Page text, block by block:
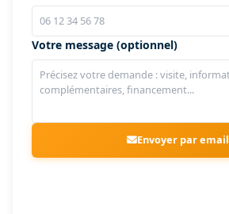
Votre message (optionnel)
Envoyer par email